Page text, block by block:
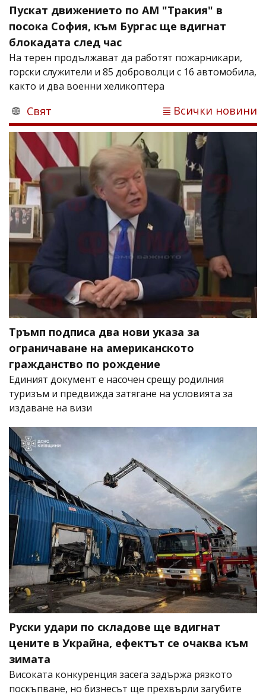
Пускат движението по АМ "Тракия" в
посока София, към Бургас ще вдигнат
блокадата след час
На терен продължават да работят пожарникари,
горски служители и 85 доброволци с 16 автомобила,
както и два военни хеликоптера
Свят Всички новини
Тръмп подписа два нови указа за
ограничаване на американското
гражданство по рождение
Единият документ е насочен срещу родилния
туризъм и предвижда затягане на условията за
издаване на визи
Руски удари по складове ще вдигнат
цените в Украйна, ефектът се очаква към
зимата
Високата конкуренция засега задържа рязкото
поскъпване, но бизнесът ще прехвърли загубите